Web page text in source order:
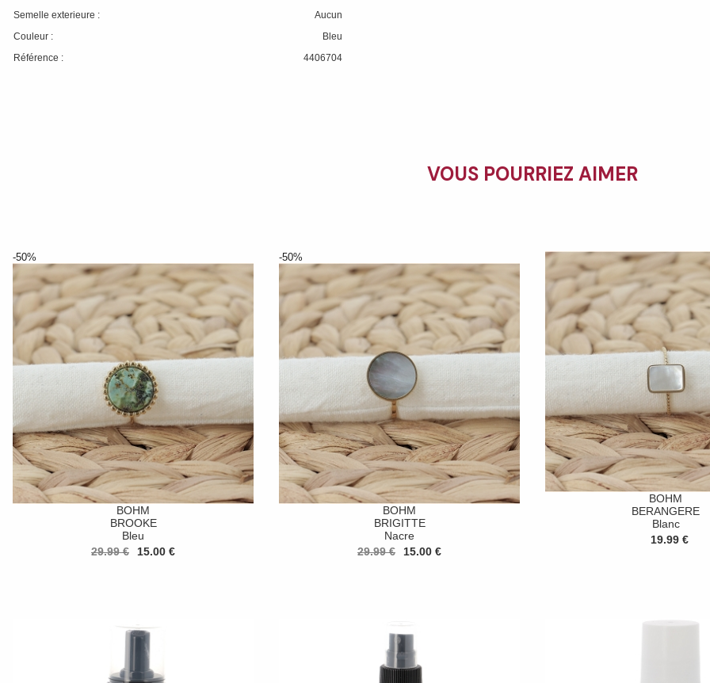
Semelle exterieure :
Aucun
Couleur :
Bleu
Référence :
4406704
VOUS POURRIEZ AIMER
-50%
BOHM
BROOKE
Bleu
29.99 €
15.00 €
-50%
BOHM
BRIGITTE
Nacre
29.99 €
15.00 €
BOHM
BERANGERE
Blanc
19.99 €